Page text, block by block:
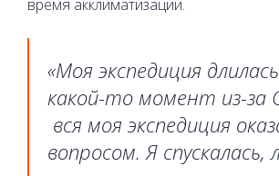
время акклиматизации.
«Моя экспедиция
какой-то момент из-за
вся моя экспедиция
вопросом. Я спускалась,